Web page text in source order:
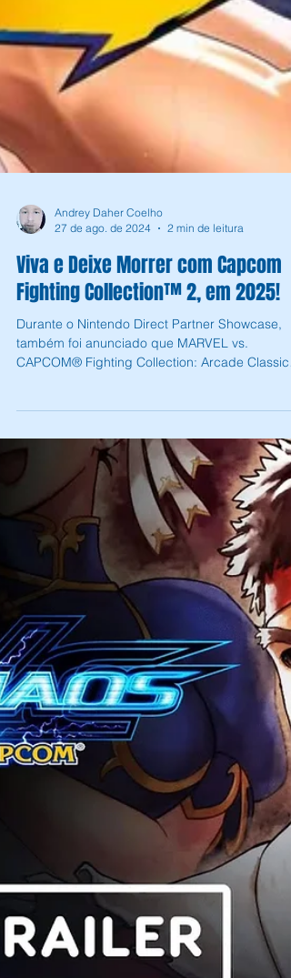
27 de ago. de 2024
2 min de leitura
Viva e Deixe Morrer com Capcom
Fighting Collection™ 2, em 2025!
Durante o Nintendo Direct Partner Showcase,
também foi anunciado que MARVEL vs.
CAPCOM® Fighting Collection: Arcade Classics
será lançado...